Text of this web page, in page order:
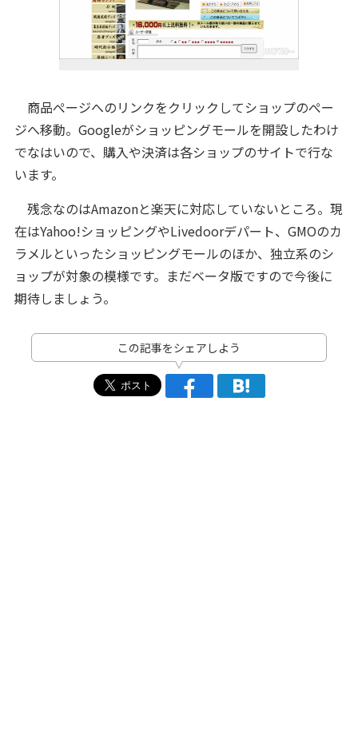
商品ぺージへのリンクをクリックしてショップのぺー
ジへ移動。Googleがショッピングモールを開設したわけ
でなはいので、購入や決済は各ショップのサイトで行な
います。
残念なのはAmazonと楽天に対応していないところ。現
在はYahoo!ショッピングやLivedoorデパート、GMOのカ
ラメルといったショッピングモールのほか、独立系のシ
ョップが対象の模様です。まだベータ版ですので今後に
期待しましょう。
この記事をシェアしよう